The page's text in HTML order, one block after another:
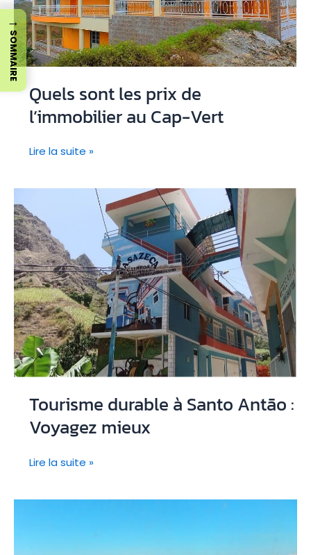
Quels sont les prix de
l’immobilier au Cap-Vert
Quels
de
l’immobilier
au
Cap-
Vert
Lire la suite »
Tourisme durable à Santo Antão :
Voyagez mieux
Tourisme
Lire la suite »
→
SOMMAIRE